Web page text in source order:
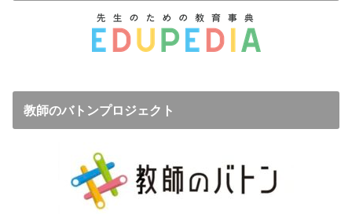
教師のバトンプロジェクト